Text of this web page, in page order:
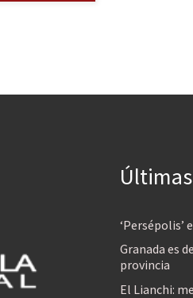
‘Persépolis’
Granada es
provincia
El Lianchi: